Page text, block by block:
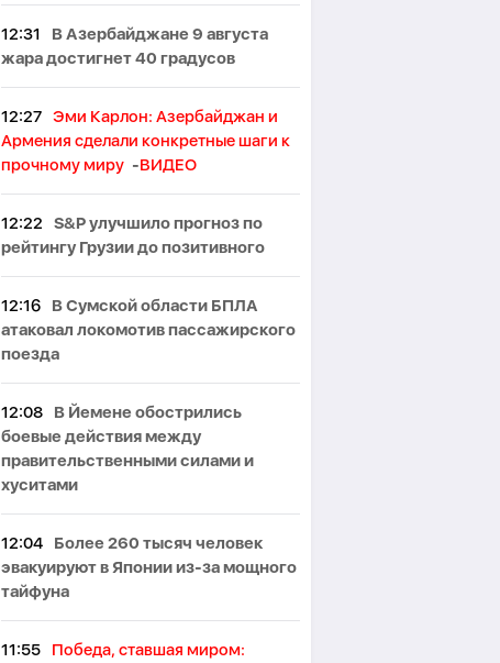
12:31
В Азербайджане 9 августа
жара достигнет 40 градусов
12:27 Эми Карлон: Азербайджан и
Армения сделали конкретные шаги к
прочному миру -ВИДЕО
12:22
S&P улучшило прогноз по
рейтингу Грузии до позитивного
12:16
В Сумской области БПЛА
атаковал локомотив пассажирского
поезда
12:08
В Йемене обострились
боевые действия между
правительственными силами и
хуситами
12:04
Более 260 тысяч человек
эвакуируют в Японии из-за мощного
тайфуна
11:55
Победа, ставшая миром: